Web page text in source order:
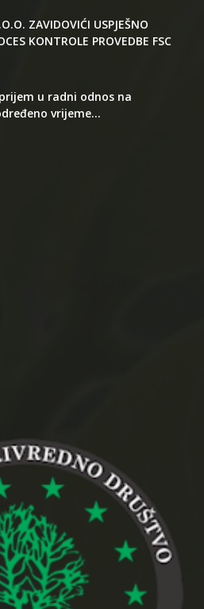
ZAVIDOVIĆI USPJEŠNO
KONTROLE PROVEDBE FSC
u radni odnos na
vrijeme...